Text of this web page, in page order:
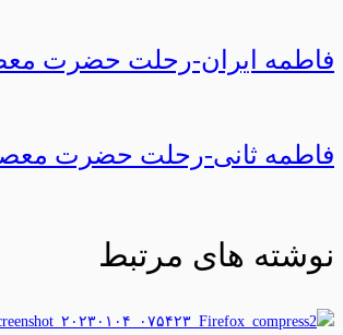
فاطمه ایران-رحلت حضرت
فاطمه ثانی-رحلت حضرت
نوشته های مرتبط